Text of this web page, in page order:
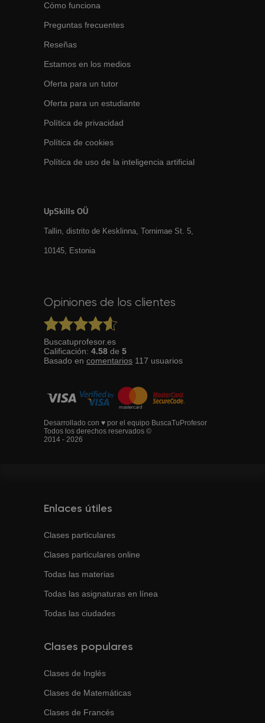
Cómo funciona
Preguntas frecuentes
Reseñas
Estamos en los medios
Oferta para un tutor
Oferta para un estudiante
Política de privacidad
Política de cookies
Política de uso de la inteligencia artificial
UpSkills OÜ
Tallin, distrito de Kesklinna, Tornimаe St. 5,
10145, Estonia
Opiniones de los clientes
Buscatuprofesor.es
Calificación: 4.58 de 5
Basado en comentarios 117 usuarios
Desarrollado con ♥ por el equipo BuscaTuProfesor
Todos los derechos reservados ©
2014 - 2026
Enlaces útiles
Clases particulares
Clases particulares online
Todas las materias
Todas las asignaturas en línea
Todas las ciudades
Clases populares
Clases de Inglés
Clases de Matemáticas
Clases de Francés